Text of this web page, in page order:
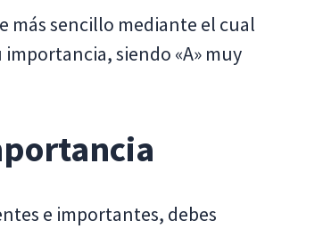
más sencillo mediante el cual
siendo «A» muy
e importantes, debes